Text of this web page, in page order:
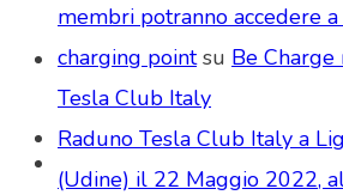
membri potranno accedere
charging pointsu Be
Tesla Club Italy
Raduno Tesla Club Italy a
(Udine) il 22 Maggio 2022,